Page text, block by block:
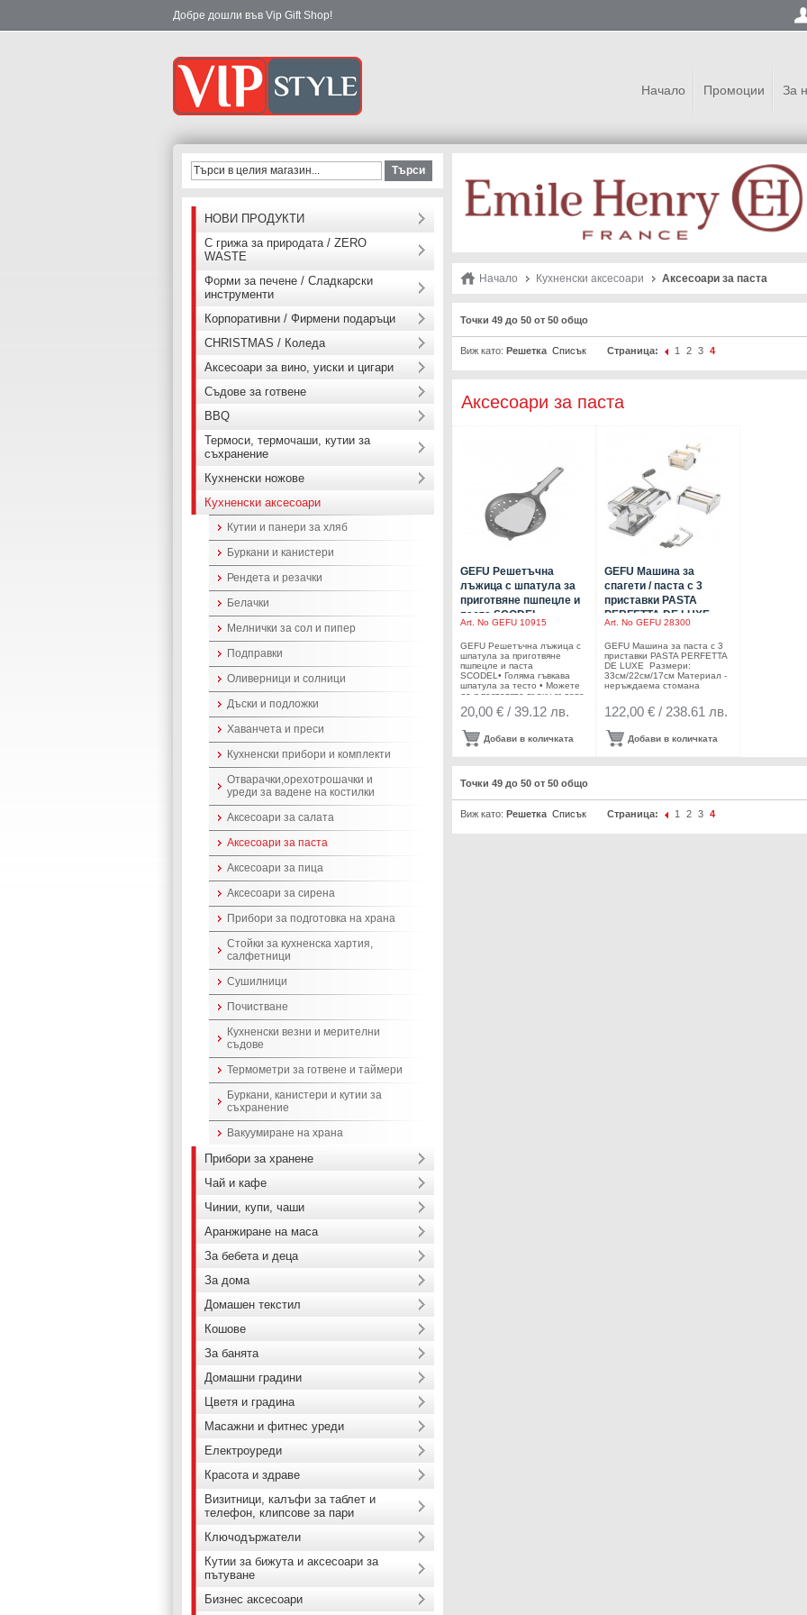
Добре дошли във Vip Gift Shop!
Начало Промоции За
Начало Кухненски аксесоари Аксесоари за паста
Точки 49 до 50 от 50 общо
Страница: 1 2 3 4
Виж като: Решетка Списък
Аксесоари за паста
GEFU Решетъчна
лъжица с шпатула за
приготвяне пшпецле и
паста SCODEL
Art. No GEFU 10915
GEFU Решетъчна лъжица с
шпатула за приготвяне
пшпецле и паста
SCODEL• Голяма гъвкава
шпатула за тесто • Можете
да я поставяте върху съдове
с диаметър от Ø 18 см до Ø
24 см• Ограничител за
ръкохватка•
Топлоустойчивост: до 210 °
съдомиялна машина
Германия
20,00 € / 39.12 лв.
Добави в количката
GEFU Машина за
спагети / паста с 3
приставки PASTA
PERFETTA DE LUXE
Art. No GEFU 28300
GEFU Машина за паста с 3
приставки PASTA PERFETTA
DE LUXE Размери:
33см/22см/17см Материал -
неръждаема стомана
122,00 € / 238.61 лв.
Добави в количката
Точки 49 до 50 от 50 общо
Страница: 1 2 3 4
Виж като: Решетка Списък
Търси
НОВИ ПРОДУКТИ
С грижа за природата / ZERO
WASTE
Форми за печене / Сладкарски
инструменти
Корпоративни / Фирмени подаръци
CHRISTMAS / Коледа
Аксесоари за вино, уиски и цигари
Съдове за готвене
BBQ
Термоси, термочаши, кутии за
съхранение
Кухненски ножове
Кухненски аксесоари
Кутии и панери за хляб
Буркани и канистери
Рендета и резачки
Белачки
Мелнички за сол и пипер
Подправки
Оливерници и солници
Дъски и подложки
Хаванчета и преси
Кухненски прибори и комплекти
Отварачки,орехотрошачки и
уреди за вадене на костилки
Аксесоари за салата
Аксесоари за паста
Аксесоари за пица
Аксесоари за сирена
Прибори за подготовка на храна
Стойки за кухненска хартия,
салфетници
Сушилници
Почистване
Кухненски везни и мерителни
съдове
Термометри за готвене и таймери
Буркани, канистери и кутии за
съхранение
Вакуумиране на храна
Прибори за хранене
Чай и кафе
Чинии, купи, чаши
Аранжиране на маса
За бебета и деца
За дома
Домашен текстил
Кошове
За банята
Домашни градини
Цветя и градина
Масажни и фитнес уреди
Електроуреди
Красота и здраве
Визитници, калъфи за таблет и
телефон, клипсове за пари
Ключодържатели
Кутии за бижута и аксесоари за
пътуване
Бизнес аксесоари